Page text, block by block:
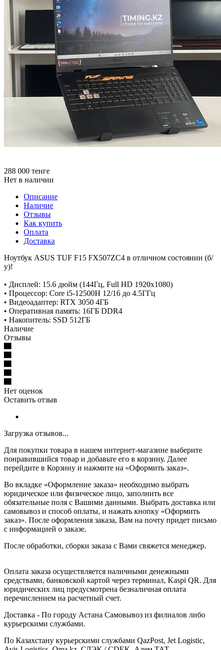
288 000 тенге
Нет в наличии
Описание
Наличие
Отзывы
Как купить
Оплата
Доставка
Ноутбук ASUS TUF F15 FX507ZC4 в отличном состоянии (б/
у)!
• Дисплей: 15.6 дюйм (144Гц, Full HD 1920x1080)
• Процессор: Core i5-12500H 12/16 до 4.5ГГц
• Видеоадаптер: RTX 3050 4ГБ
• Оперативная память: 16ГБ DDR4
• Накопитель: SSD 512ГБ
Наличие
Отзывы
Нет оценок
Оставить отзыв
Загрузка отзывов...
Для покупки товара в нашем интернет-магазине выберите
понравившийся товар и добавьте его в корзину. Далее
перейдите в Корзину и нажмите на «Оформить заказ».
Во вкладке «Оформление заказа» необходимо выбрать
юридическое или физическое лицо, заполнить все
обязательные поля с Вашими данными. Выбрать доставка или
самовывоз и способ оплаты, и нажать кнопку «Оформить
заказ». После оформления заказа, Вам на почту придет письмо
с информацией о заказе.
После обработки, сборки заказа с Вами свяжется менеджер.
Оплата заказа осуществляется наличными денежными
средствами, банковской картой через терминал, Kaspi QR. Для
юридических лиц предусмотрена безналичная оплата
перечислением на расчетный счет.
Доставка - По городу Астана Самовывоз из филиалов либо
курьерскими службами.
По Казахстану курьерскими службами QazPost, Jet Logistic,